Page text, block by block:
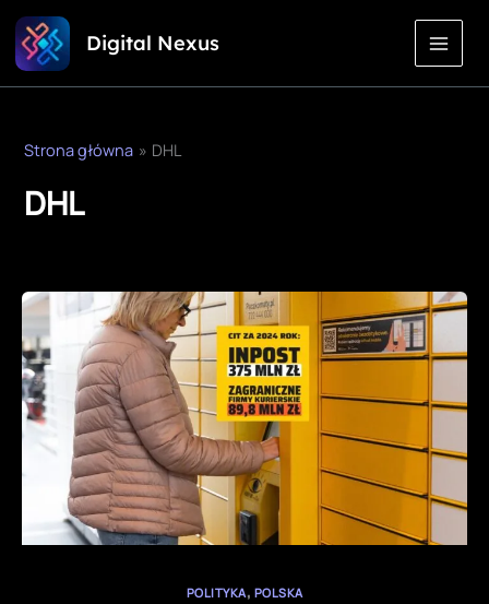
Przejdź
do
treści
Digital Nexus
Strona główna DHL
DHL
POLITYKA, POLSKA